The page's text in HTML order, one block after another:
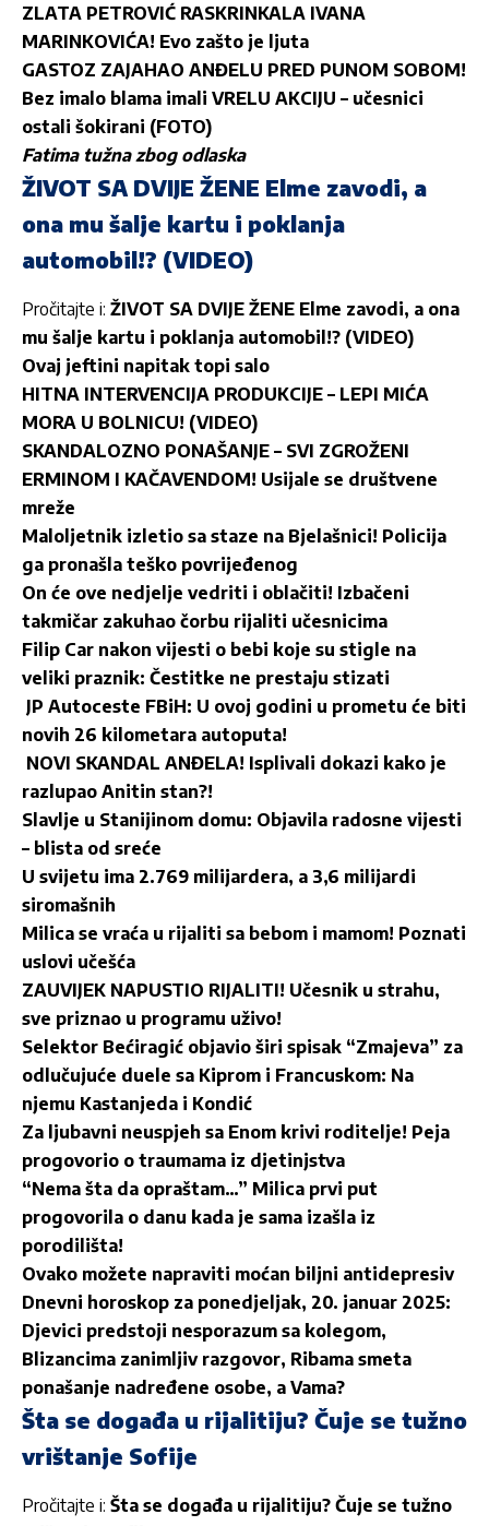
ZLATA PETROVIĆ RASKRINKALA IVANA
MARINKOVIĆA! Evo zašto je ljuta
GASTOZ ZAJAHAO ANĐELU PRED PUNOM SOBOM!
Bez imalo blama imali VRELU AKCIJU – učesnici
ostali šokirani (FOTO)
Fatima tužna zbog odlaska
ŽIVOT SA DVIJE ŽENE Elme zavodi, a
ona mu šalje kartu i poklanja
automobil!? (VIDEO)
Pročitajte i: ŽIVOT SA DVIJE ŽENE Elme zavodi, a ona
mu šalje kartu i poklanja automobil!? (VIDEO)
Ovaj jeftini napitak topi salo
HITNA INTERVENCIJA PRODUKCIJE – LEPI MIĆA
MORA U BOLNICU! (VIDEO)
SKANDALOZNO PONAŠANJE – SVI ZGROŽENI
ERMINOM I KAČAVENDOM! Usijale se društvene
mreže
Maloljetnik izletio sa staze na Bjelašnici! Policija
ga pronašla teško povrijeđenog
On će ove nedjelje vedriti i oblačiti! Izbačeni
takmičar zakuhao čorbu rijaliti učesnicima
Filip Car nakon vijesti o bebi koje su stigle na
veliki praznik: Čestitke ne prestaju stizati
JP Autoceste FBiH: U ovoj godini u prometu će biti
novih 26 kilometara autoputa!
NOVI SKANDAL ANĐELA! Isplivali dokazi kako je
razlupao Anitin stan?!
Slavlje u Stanijinom domu: Objavila radosne vijesti
– blista od sreće
U svijetu ima 2.769 milijardera, a 3,6 milijardi
siromašnih
Milica se vraća u rijaliti sa bebom i mamom! Poznati
uslovi učešća
ZAUVIJEK NAPUSTIO RIJALITI! Učesnik u strahu,
sve priznao u programu uživo!
Selektor Bećiragić objavio širi spisak “Zmajeva” za
odlučujuće duele sa Kiprom i Francuskom: Na
njemu Kastanjeda i Kondić
Za ljubavni neuspjeh sa Enom krivi roditelje! Peja
progovorio o traumama iz djetinjstva
“Nema šta da opraštam…” Milica prvi put
progovorila o danu kada je sama izašla iz
porodilišta!
Ovako možete napraviti moćan biljni antidepresiv
Dnevni horoskop za ponedjeljak, 20. januar 2025:
Djevici predstoji nesporazum sa kolegom,
Blizancima zanimljiv razgovor, Ribama smeta
ponašanje nadređene osobe, a Vama?
Šta se događa u rijalitiju? Čuje se tužno
vrištanje Sofije
Pročitajte i: Šta se događa u rijalitiju? Čuje se tužno